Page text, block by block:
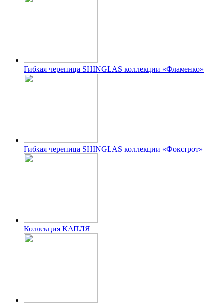
Гибкая черепица SHINGLAS коллекции «Фламенко»
Гибкая черепица SHINGLAS коллекции «Фокстрот»
Коллекция КАПЛЯ